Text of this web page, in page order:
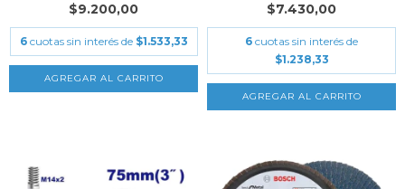
$9.200,00
6 cuotas sin interés de $1.533,33
$7.430,00
6 cuotas sin interés de
$1.238,33